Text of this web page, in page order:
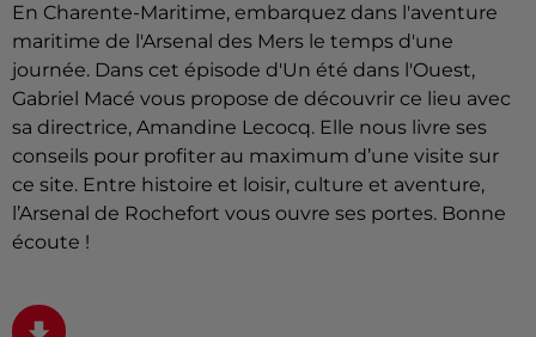
En Charente-Maritime, embarquez dans l'aventure
maritime de l'Arsenal des Mers le temps d'une
journée. Dans cet épisode d'Un été dans l'Ouest,
Gabriel Macé vous propose de découvrir ce lieu avec
sa directrice, Amandine Lecocq. Elle nous livre ses
conseils pour profiter au maximum d’une visite sur
ce site. Entre histoire et loisir, culture et aventure,
l’Arsenal de Rochefort vous ouvre ses portes. Bonne
écoute !